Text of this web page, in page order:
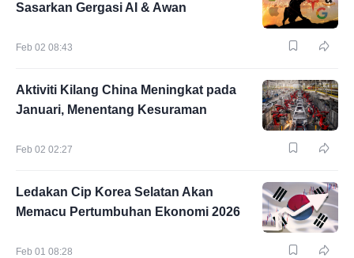
Sasarkan Gergasi AI & Awan
Feb 02 08:43
Aktiviti Kilang China Meningkat pada
Januari, Menentang Kesuraman
Feb 02 02:27
Ledakan Cip Korea Selatan Akan
Memacu Pertumbuhan Ekonomi 2026
Feb 01 08:28